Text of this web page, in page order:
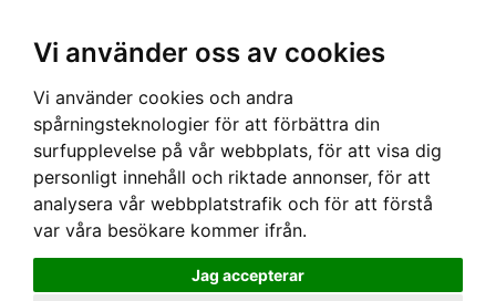
Vi använder oss av cookies
Vi använder cookies och andra
spårningsteknologier för att förbättra din
surfupplevelse på vår webbplats, för att visa dig
personligt innehåll och riktade annonser, för att
analysera vår webbplatstrafik och för att förstå
var våra besökare kommer ifrån.
Jag accepterar
Hem›Utrustning› Stödlina Grillon, 20m, Petzl